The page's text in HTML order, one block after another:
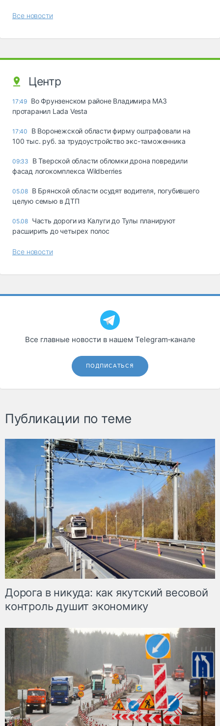
Все новости
Центр
17:49 Во Фрунзенском районе Владимира МАЗ
протаранил Lada Vesta
17:40
В Воронежской области фирму оштрафовали на
100 тыс. руб. за трудоустройство экс-таможенника
09:33
В Тверской области обломки дрона повредили
фасад логокомплекса Wildberries
05.08 В Брянской области осудят водителя, погубившего
целую семью в ДТП
05.08 Часть дороги из Калуги до Тулы планируют
расширить до четырех полос
Все новости
Все главные новости в нашем Telegram‑канале
ПОДПИСАТЬСЯ
Публикации по теме
Дорога в никуда: как якутский весовой
контроль душит экономику